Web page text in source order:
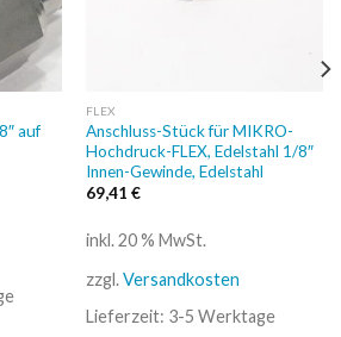
auf
FLEX
Anschluss-Stück für MIKRO-
Hochdruck-FLEX, Edelstahl 1/8″
Innen-Gewinde, Edelstahl
69,41 €
inkl. 20 % MwSt.
zzgl.Versandkosten
Lieferzeit: 3-5 Werktage